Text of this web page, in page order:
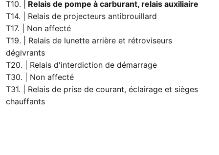
T10. |
Relais de pompe à carburant, relais auxiliaire
T14. | Relais de projecteurs antibrouillard
T17. | Non affecté
T19. | Relais de lunette arrière et rétroviseurs
dégivrants
T20. | Relais d'interdiction de démarrage
T30. | Non affecté
T31. | Relais de prise de courant, éclairage et sièges
chauffants